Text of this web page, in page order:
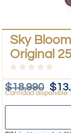
Sky
Original
$18.990 $